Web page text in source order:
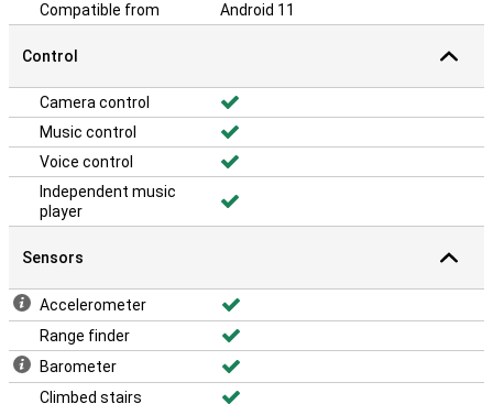
Compatible from Android 11
Control
Camera control
Music control
Voice control
Independent music
player
Sensors
Accelerometer
Range finder
Barometer
Climbed stairs